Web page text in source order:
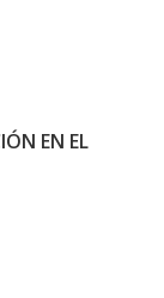
EN EL